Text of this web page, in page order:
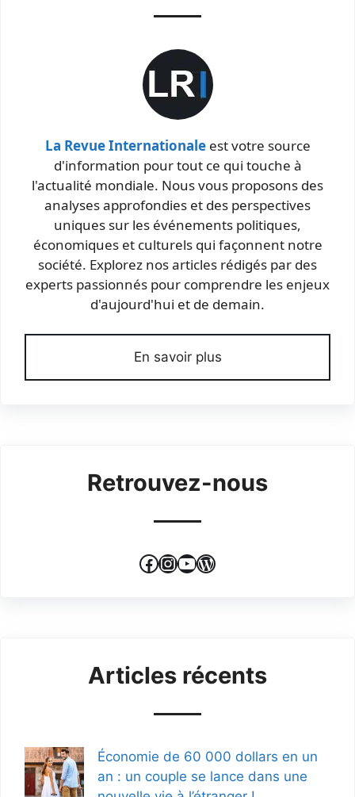
La Revue Internationaleest votre source
d'information pour tout ce qui touche à
l'actualité mondiale. Nous vous proposons des
analyses approfondies et des perspectives
uniques sur les événements politiques,
économiques et culturels qui façonnent notre
société. Explorez nos articles rédigés par des
experts passionnés pour comprendre les enjeux
d'aujourd'hui et de demain.
En savoir plus
Retrouvez-nous
Facebook
Instagram
YouTube
WordPress
Articles récents
Économie de 60 000 dollars en un
an : un couple se lance dans une